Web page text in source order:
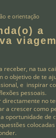
e orientação
a
viagem
receber, na tua
o objetivo de te
e inspirar
pessoais.
directamente no
a crescer como
oportunidade de